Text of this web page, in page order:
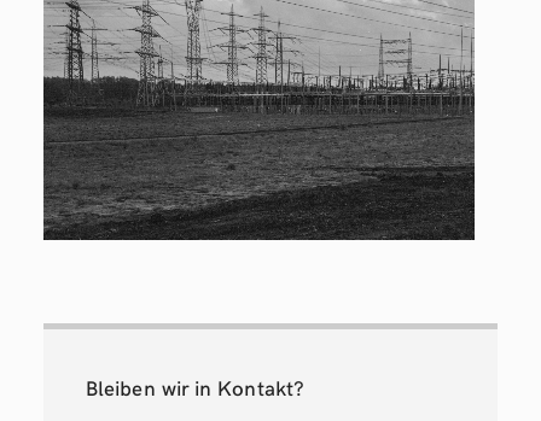
Bleiben wir in Kontakt?